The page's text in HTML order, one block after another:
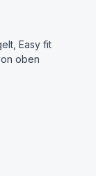
Easy fit
oben